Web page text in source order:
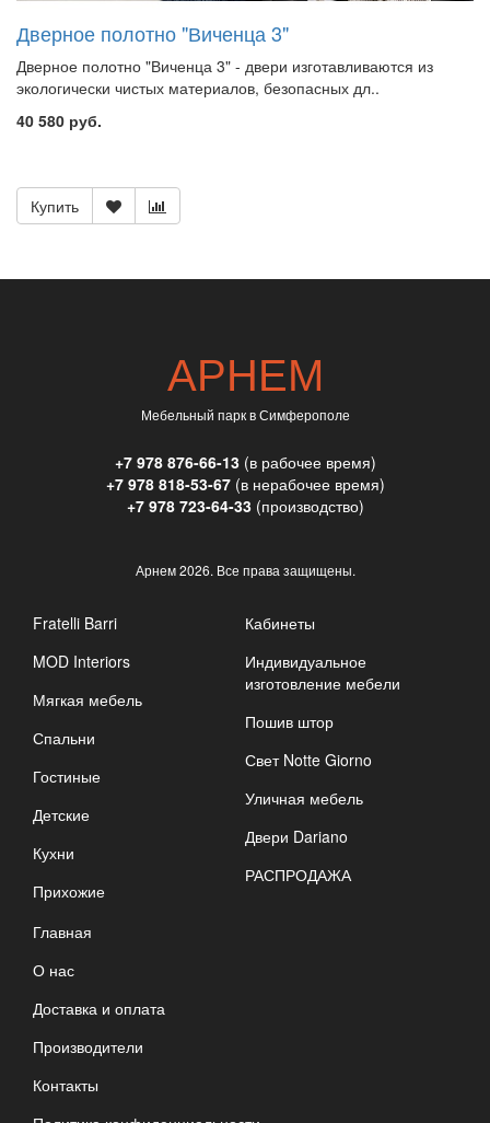
Дверное полотно "Виченца 3"
Дверное полотно "Виченца 3" - двери изготавливаются из
экологически чистых материалов, безопасных дл..
40 580 руб.
Купить
АРНЕМ
Мебельный парк в Симферополе
+7 978 876-66-13(в рабочее время)
+7 978 818-53-67(в нерабочее время)
+7 978 723-64-33(производство)
Арнем2026. Все права защищены.
Fratelli Barri
MOD Interiors
Мягкая мебель
Спальни
Гостиные
Детские
Кухни
Прихожие
Кабинеты
Индивидуальное
изготовление мебели
Пошив штор
Свет Notte Giorno
Уличная мебель
Двери Dariano
РАСПРОДАЖА
Главная
О нас
Доставка и оплата
Производители
Контакты